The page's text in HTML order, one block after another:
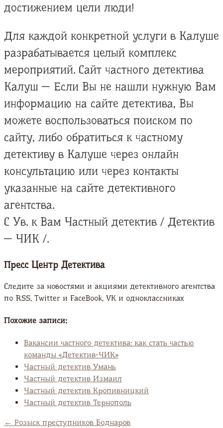
достижением цели люди!
Для каждой конкретной услуги в Калуше
разрабатывается целый комплекс
мероприятий. Сайт частного детектива
Калуш — Если Вы не нашли нужную Вам
информацию на сайте детектива, Вы
можете воспользоваться поиском по
сайту, либо обратиться к частному
детективу в Калуше через онлайн
консультацию или через контакты
указанные на сайте детективного
агентства.
С Ув. к Вам Частный детектив / Детектив
— ЧИК /.
Пресс Центр Детектива
Следите за новостями и акциями детективного агентства
по RSS, Twitter и FaсeBook, VK и одноклассниках
Похожие записи:
Вакансии частного детектива: как стать частью
команды «Детектив-ЧИК»
Частный детектив Умань
Частный детектив Измаил
Частный детектив Кропивницкий
Частный детектив Тернополь
← Розыск преступников Боднаров